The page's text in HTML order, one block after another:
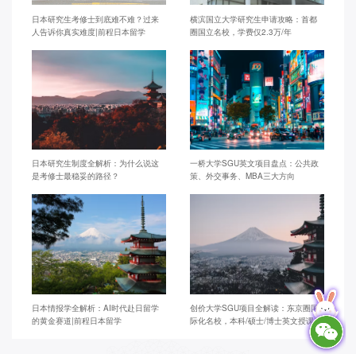
日本研究生考修士到底难不难？过来
人告诉你真实难度|前程日本留学
横滨国立大学研究生申请攻略：首都
圈国立名校，学费仅2.3万/年
日本研究生制度全解析：为什么说这
是考修士最稳妥的路径？
一桥大学SGU英文项目盘点：公共政
策、外交事务、MBA三大方向
日本情报学全解析：AI时代赴日留学
的黄金赛道|前程日本留学
创价大学SGU项目全解读：东京圈国
际化名校，本科/硕士/博士英文授课